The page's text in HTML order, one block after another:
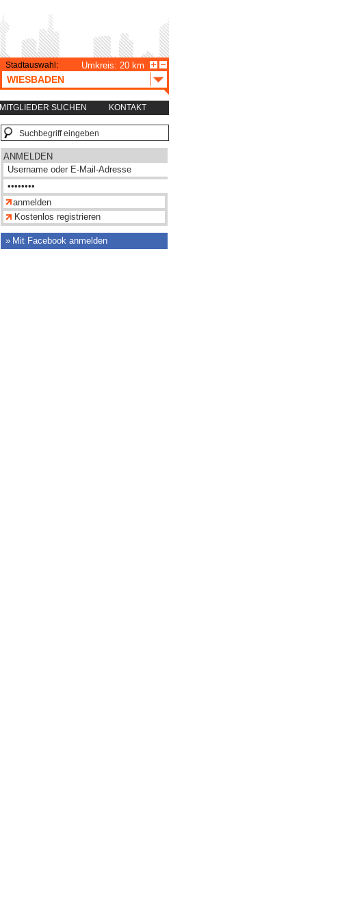
MITGLIEDER SUCHEN KONTAKT
Stadtauswahl: Umkreis: 20 km
WIESBADEN
ANMELDEN
Kostenlos registrieren
Mit Facebook anmelden